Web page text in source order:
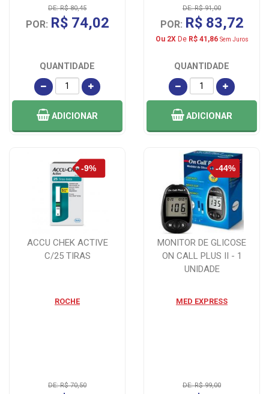
DE: R$ 80,45
POR: R$ 74,02
QUANTIDADE
ADICIONAR
DE: R$ 91,00
POR: R$ 83,72
Ou 2XDe R$ 41,86 Sem Juros
QUANTIDADE
ADICIONAR
ACCU CHEK ACTIVE
C/25 TIRAS
ROCHE
DE: R$ 70,50
MONITOR DE GLICOSE
ON CALL PLUS II - 1
UNIDADE
MED EXPRESS
DE: R$ 99,00